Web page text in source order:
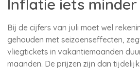
Inflatie iets minder
Bij de cijfers van juli moet wel
gehouden met seizoenseffecten,
vliegtickets in vakantiemaanden
maanden. De prijzen zijn dan